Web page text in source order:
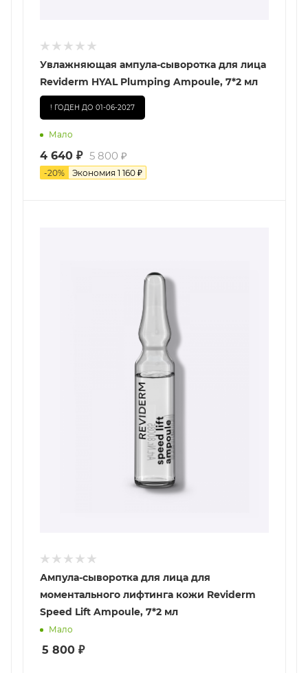
Увлажняющая ампула-сыворотка для лица
Reviderm HYAL Plumping Ampoule, 7*2 мл
! ГОДЕН ДО 01-06-2027
Мало
4 640 ₽ 5 800 ₽
-20% Экономия 1 160 ₽
Ампула-сыворотка для лица для
моментального лифтинга кожи Reviderm
Speed Lift Ampoule, 7*2 мл
Мало
5 800 ₽